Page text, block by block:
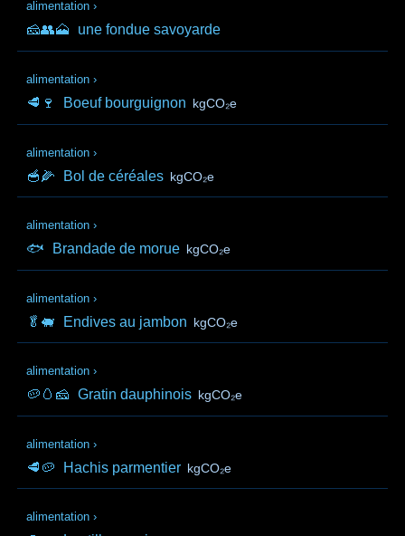
alimentation ›
🧀👥🗻 une fondue savoyarde
alimentation ›
🥩🍷 Boeuf bourguignon kgCO₂e
alimentation ›
🥣🌽 Bol de céréales kgCO₂e
alimentation ›
🐟 Brandade de morue kgCO₂e
alimentation ›
🥬🐖 Endives au jambon kgCO₂e
alimentation ›
🥔🥚🧀 Gratin dauphinois kgCO₂e
alimentation ›
🥩🥔 Hachis parmentier kgCO₂e
alimentation ›